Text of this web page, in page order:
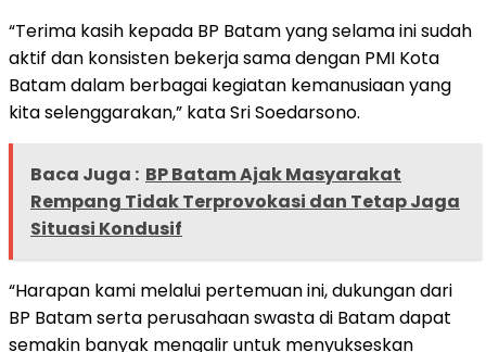
“Terima kasih kepada BP Batam yang selama ini sudah
aktif dan konsisten bekerja sama dengan PMI Kota
Batam dalam berbagai kegiatan kemanusiaan yang
kita selenggarakan,” kata Sri Soedarsono.
Baca Juga : BP Batam Ajak Masyarakat
Rempang Tidak Terprovokasi dan Tetap Jaga
Situasi Kondusif
“Harapan kami melalui pertemuan ini, dukungan dari
BP Batam serta perusahaan swasta di Batam dapat
semakin banyak mengalir untuk menyukseskan